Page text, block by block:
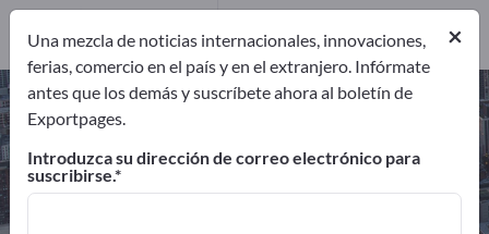
Eliminación del amianto –
encuentre fabricantes y
proveedores
×
Una mezcla de noticias internacionales, innovaciones,
ferias, comercio en el país y en el extranjero. Infórmate
antes que los demás y suscríbete ahora al boletín de
Exportpages.
Introduzca su dirección de correo electrónico para
suscribirse.